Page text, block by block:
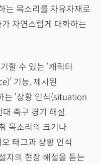
는 목소리를 자유자재로
자연스럽게 대화하는
할 수 있는 ‘캐릭터
기능, 제시된
는 ‘상황 인식(situation
축구 경기 해설
목소리의 크기나
태그과 상황 인식
자의 현장 해설을 듣는